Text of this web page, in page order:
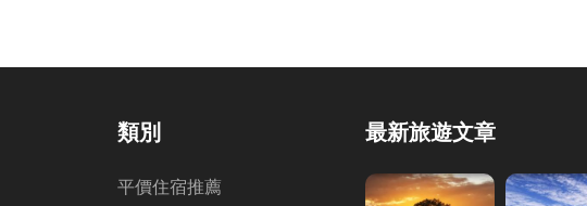
類別
平價住宿推薦
最新旅遊文章